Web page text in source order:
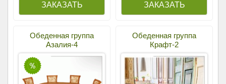
Обеденная группа
Азалия-4
Обеденная группа
Крафт-2